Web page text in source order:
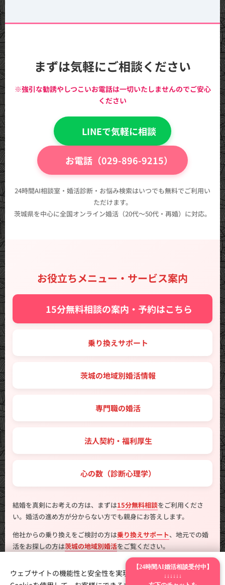
まずは気軽にご相談ください
※強引な勧誘やしつこいお電話は一切いたしませんのでご安心
ください
💬 LINEで気軽に相談
📞 お電話（029-896-9215）
24時間AI相談室・婚活診断・お悩み検索はいつでも無料でご利用い
ただけます。
茨城県を中心に全国オンライン婚活（20代〜50代・再婚）に対応。
お役立ちメニュー・サービス案内
✨ 15分無料相談の案内・予約はこちら
🔑 乗り換えサポート
🗾 茨城の地域別婚活情報
💼 専門職の婚活
🤝 法人契約・福利厚生
💖 心の数（診断心理学）
結婚を真剣にお考えの方は、まずは15分無料相談をご利用くださ
い。婚活の進め方が分からない方でも親身にお答えします。
他社からの乗り換えをご検討の方は乗り換えサポート、地元での婚
活をお探しの方は茨城の地域別婚活をご覧ください。
ウェブサイトの機能性と安全性を実現するため、Webnodeは
【24時間AI婚活相談受付中】
↓↓↓↓↓↓
右下のチャットを